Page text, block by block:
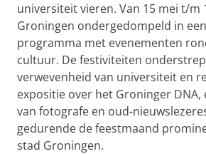
universiteit vieren. Van 15 mei t/m
Groningen ondergedompeld in
programma met evenementen
cultuur. De festiviteiten
verwevenheid van universiteit en
expositie over het Groninger DNA,
van fotografe en oud-
gedurende de feestmaand
stad Groningen.